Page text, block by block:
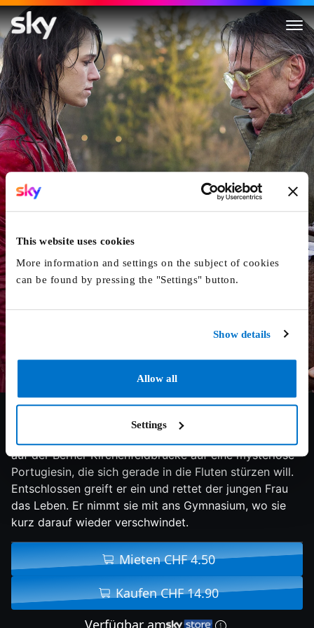
This website uses cookies
More information and settings on the subject of cookies
can be found by pressing the "Settings" button.
Show details
Allow all
Settings
Nachtzug Nach Lissabon
6.5/10 2013 111 min Thriller
auf der Berner Kirchenfeldbrücke auf eine mysteriöse
Portugiesin, die sich gerade in die Fluten stürzen will.
Entschlossen greift er ein und rettet der jungen Frau
das Leben. Er nimmt sie mit ans Gymnasium, wo sie
kurz darauf wieder verschwindet.
Mieten CHF 4.50
Kaufen CHF 14.90
Verfügbar am